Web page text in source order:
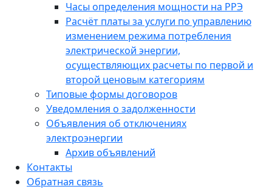
Часы определения мощности на РРЭ
Расчёт платы за услуги по управлению
изменением режима потребления
электрической энергии,
осуществляющих расчеты по первой и
второй ценовым категориям
Типовые формы договоров
Уведомления о задолженности
Объявления об отключениях
электроэнергии
Архив объявлений
Контакты
Обратная связь